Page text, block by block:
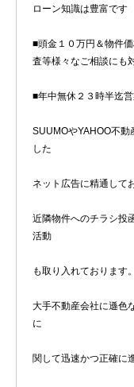
ローン知識は豊富です
■頭金１０万円＆物件
査等様々なご相談にも
■年中無休２３時半迄
SUUMOやYAHOO不
した
ネット広告に精通して
近隣物件へのチラシ投
活動
も取り入れております。
大手不動産会社に遜色
に
関して迅速かつ正確に